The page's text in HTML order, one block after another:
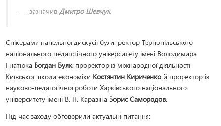
зазначив Дмитро Шевчук.
Спікерами панельної дискусії були: ректор Тернопільського
національного педагогічного університету імені Володимира
Гнатюка Богдан Буяк; проректор із міжнародної діяльності
Київської школи економіки Костянтин Кириченко й проректор із
науково-педагогічної роботи Харківського національного
університету імені В. Н. Каразіна Борис Самородов.
Під час заходу обговорили актуальні питання: